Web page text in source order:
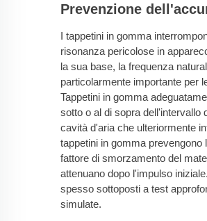
Prevenzione
I tappetini in gomma
risonanza pericolose in
la sua base, la frequenza
particolarmente importante per
Tappetini in gomma
sotto o al di sopra dell'intervallo
cavità d'aria che ulteriormente
tappetini in gomma
fattore di smorzamento del
attenuano dopo l'impulso
spesso sottoposti a test
simulate.